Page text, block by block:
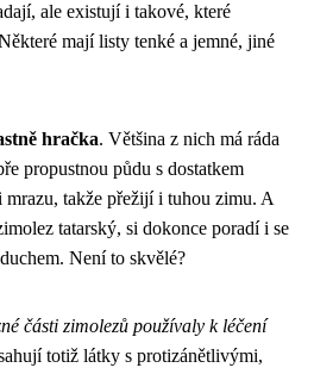
ale existují i takové, které
mají listy tenké a jemné, jiné
hračka. Většina z nich má ráda
propustnou půdu s dostatkem
mrazu, takže přežijí i tuhou zimu. A
tatarský, si dokonce poradí i se
Není to skvělé?
části zimolezů používaly k léčení
totiž látky s protizánětlivými,